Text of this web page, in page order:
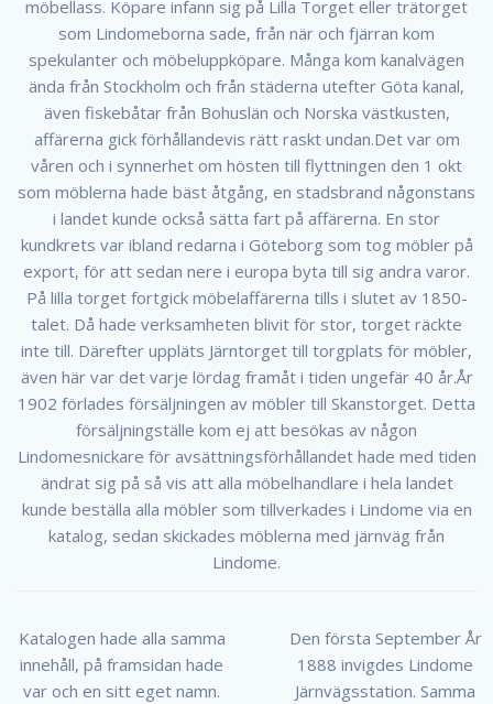
möbellass. Köpare infann sig på Lilla Torget eller trätorget
som Lindomeborna sade, från när och fjärran kom
spekulanter och möbeluppköpare. Många kom kanalvägen
ända från Stockholm och från städerna utefter Göta kanal,
även fiskebåtar från Bohuslän och Norska västkusten,
affärerna gick förhållandevis rätt raskt undan.Det var om
våren och i synnerhet om hösten till flyttningen den 1 okt
som möblerna hade bäst åtgång, en stadsbrand någonstans
i landet kunde också sätta fart på affärerna. En stor
kundkrets var ibland redarna i Göteborg som tog möbler på
export, för att sedan nere i europa byta till sig andra varor.
På lilla torget fortgick möbelaffärerna tills i slutet av 1850-
talet. Då hade verksamheten blivit för stor, torget räckte
inte till. Därefter uppläts Järntorget till torgplats för möbler,
även här var det varje lördag framåt i tiden ungefär 40 år.År
1902 förlades försäljningen av möbler till Skanstorget. Detta
försäljningställe kom ej att besökas av någon
Lindomesnickare för avsättningsförhållandet hade med tiden
ändrat sig på så vis att alla möbelhandlare i hela landet
kunde beställa alla möbler som tillverkades i Lindome via en
katalog, sedan skickades möblerna med järnväg från
Lindome.
Katalogen hade alla samma
innehåll, på framsidan hade
var och en sitt eget namn.
Den första September År
1888 invigdes Lindome
Järnvägsstation. Samma